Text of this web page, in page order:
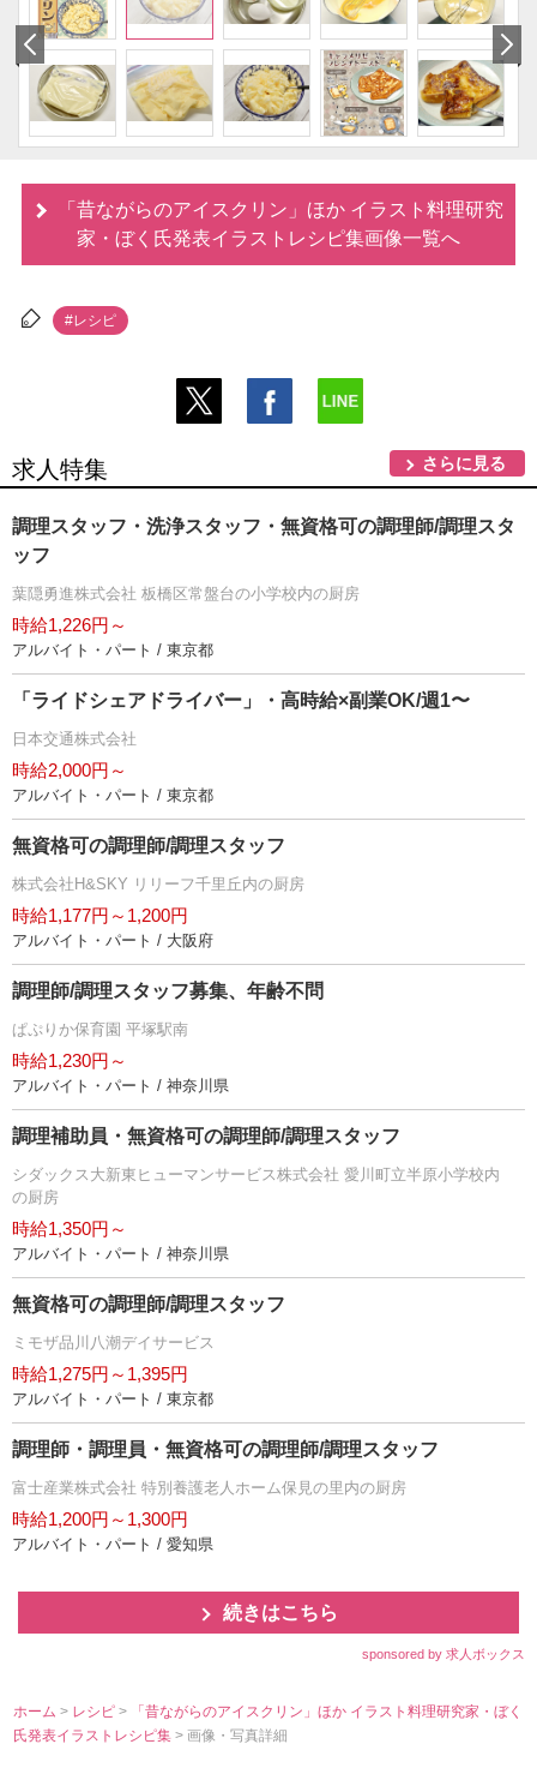
「昔ながらのアイスクリン」ほか イラスト料理研究
家・ぼく氏発表イラストレシピ集画像一覧へ
#レシピ
求人特集 さらに見る
調理スタッフ・洗浄スタッフ・無資格可の調理師/調理スタ
ッフ
葉隠勇進株式会社 板橋区常盤台の小学校内の厨房
時給1,226円～
アルバイト・パート / 東京都
「ライドシェアドライバー」・高時給×副業OK/週1〜
日本交通株式会社
時給2,000円～
アルバイト・パート / 東京都
無資格可の調理師/調理スタッフ
株式会社H&SKY リリーフ千里丘内の厨房
時給1,177円～1,200円
アルバイト・パート / 大阪府
調理師/調理スタッフ募集、年齢不問
ぱぷりか保育園 平塚駅南
時給1,230円～
アルバイト・パート / 神奈川県
調理補助員・無資格可の調理師/調理スタッフ
シダックス大新東ヒューマンサービス株式会社 愛川町立半原小学校内
の厨房
時給1,350円～
アルバイト・パート / 神奈川県
無資格可の調理師/調理スタッフ
ミモザ品川八潮デイサービス
時給1,275円～1,395円
アルバイト・パート / 東京都
調理師・調理員・無資格可の調理師/調理スタッフ
富士産業株式会社 特別養護老人ホーム保見の里内の厨房
時給1,200円～1,300円
アルバイト・パート / 愛知県
続きはこちら
sponsored by 求人ボックス
ホーム > レシピ>
「昔ながらのアイスクリン」ほか イラスト料理研究家・ぼく
氏発表イラストレシピ集> 画像・写真詳細